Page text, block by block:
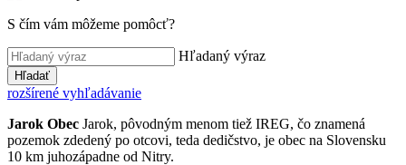
S čím vám môžeme pomôcť?
Hľadaný výraz
Hľadať
rozšírené vyhľadávanie
Jarok Obec Jarok, pôvodným menom tiež IREG, čo znamená
pozemok zdedený po otcovi, teda dedičstvo, je obec na Slovensku
10 km juhozápadne od Nitry.